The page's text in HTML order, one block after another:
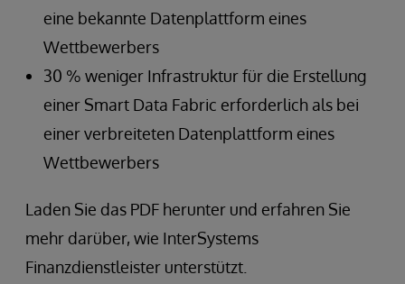
eine bekannte Datenplattform eines
Wettbewerbers
30 % weniger Infrastruktur für die Erstellung
einer Smart Data Fabric erforderlich als bei
einer verbreiteten Datenplattform eines
Wettbewerbers
Laden Sie das PDF herunter und erfahren Sie
mehr darüber, wie InterSystems
Finanzdienstleister unterstützt.